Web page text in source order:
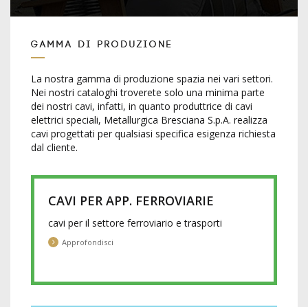
Gamma di Produzione
La nostra gamma di produzione spazia nei vari settori.
Nei nostri cataloghi troverete solo una minima parte
dei nostri cavi, infatti, in quanto produttrice di cavi
elettrici speciali, Metallurgica Bresciana S.p.A. realizza
cavi progettati per qualsiasi specifica esigenza richiesta
dal cliente.
CAVI PER APP. FERROVIARIE
cavi per il settore ferroviario e trasporti
Approfondisci